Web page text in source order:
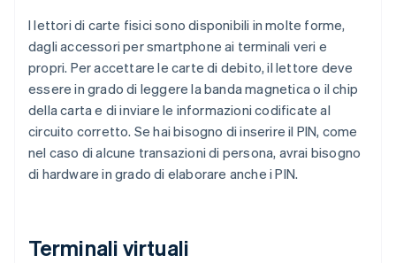
I lettori di carte fisici sono disponibili in molte forme,
dagli accessori per smartphone ai terminali veri e
propri. Per accettare le carte di debito, il lettore deve
essere in grado di leggere la banda magnetica o il chip
della carta e di inviare le informazioni codificate al
circuito corretto. Se hai bisogno di inserire il PIN, come
nel caso di alcune transazioni di persona, avrai bisogno
di hardware in grado di elaborare anche i PIN.
Terminali virtuali